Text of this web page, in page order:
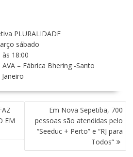
PLURALIDADE
sábado
às 18:00
AVA – Fábrica Bhering -Santo
EM
Em Nova Sepetiba, 700
pessoas são atendidas pelo
“Seeduc + Perto” e “RJ para
Todos”